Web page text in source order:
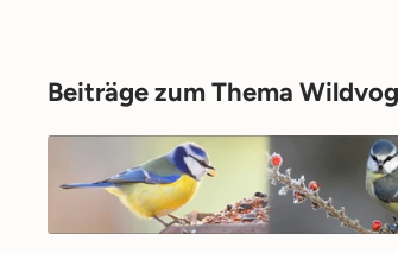
Beiträge zum Thema